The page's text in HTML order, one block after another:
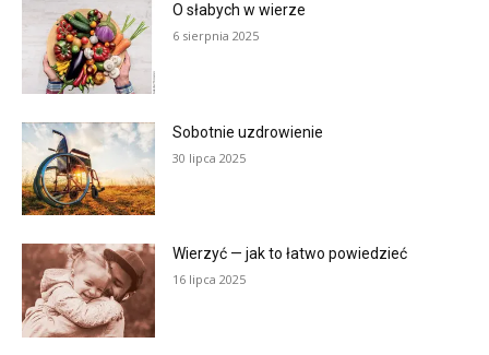
O słabych w wierze
6 sierpnia 2025
Sobotnie uzdrowienie
30 lipca 2025
Wierzyć — jak to łatwo powiedzieć
16 lipca 2025